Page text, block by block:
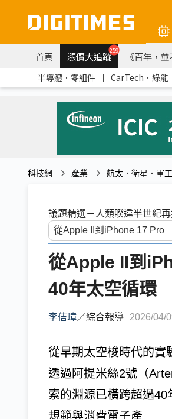
首頁 漲價大追蹤259 《百年，
半導體．零組件 ｜ CarTech．綠能
科技網 產業 航太．衛星．軍工
議題精選－人類睽違半世紀
從Apple II到
40年太空循環
李佶璋／綜合報導 2026/04/
從早期太空梭時代的實
透過阿提米絲2號（
索的淵源已橫跨超過
規範與消費電子產...